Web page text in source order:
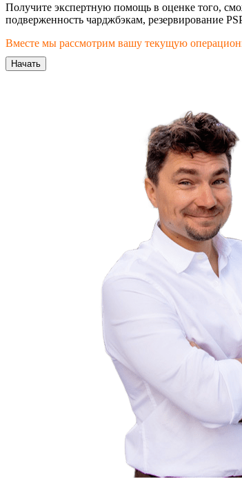
Получите экспертную помощь в оценке того,
подверженность чарджбэкам, резервирование
Вместе мы рассмотрим вашу текущую
Начать